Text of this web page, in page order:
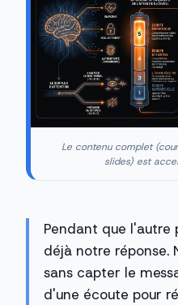
Le contenu complet
slides) est
Pendant que l'autre
déjà notre réponse.
sans capter le
d'une écoute pour